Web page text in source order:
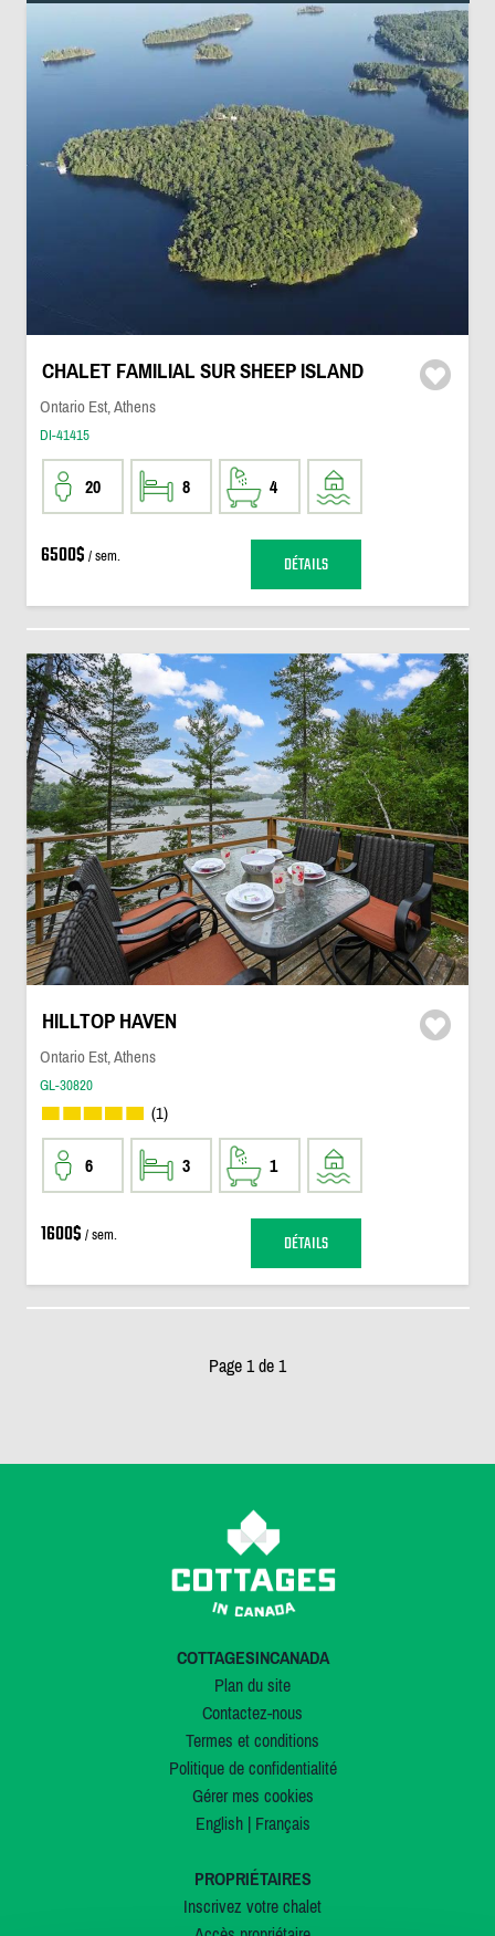
CHALET FAMILIAL SUR SHEEP ISLAND
Ontario Est, Athens
DI-41415
20 8 4
6500$ / sem. DÉTAILS
HILLTOP HAVEN
Ontario Est, Athens
GL-30820
(1)
6 3 1
1600$ / sem. DÉTAILS
Page 1 de 1
COTTAGESINCANADA
Plan du site
Contactez-nous
Termes et conditions
Politique de confidentialité
Gérer mes cookies
English| Français
PROPRIÉTAIRES
Inscrivez votre chalet